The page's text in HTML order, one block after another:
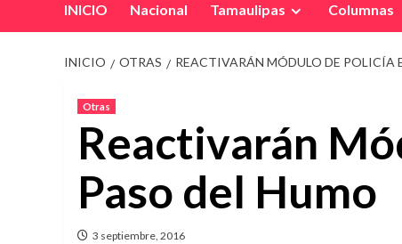
INICIO Nacional Tamaulipas Columnas
INICIO OTRAS REACTIVARÁN MÓDULO DE POLICÍA
Otras
Reactivarán
Paso del Humo
3 septiembre, 2016